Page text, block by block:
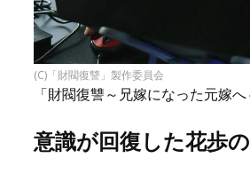
(C)「財閥復讐」製作委員会
「財閥復讐～兄嫁になった元嫁
意識が回復した花歩